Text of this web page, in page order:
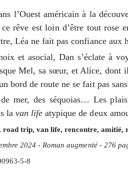
l’Ouest américain à la
rêve est loin d’être tout rose
Léa ne fait pas confiance
et asocial, Dan s’éclate à
Mel, sa sœur, et Alice, dont
bord de route ne se fait pas
de mer, des séquoias… Les
la van life atypique de deux
road trip, van life, rencontre, amitié,
2024 - Roman augmenté - 276
5-8